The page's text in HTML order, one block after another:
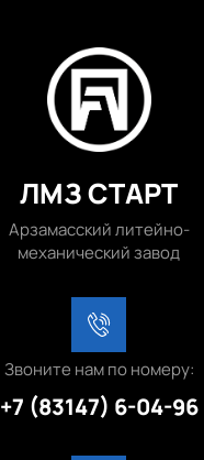
ЛМЗ СТАРТ
Арзамасский литейно-
механический завод
+7 (83147) 6-04-96
Звоните нам по номеру: